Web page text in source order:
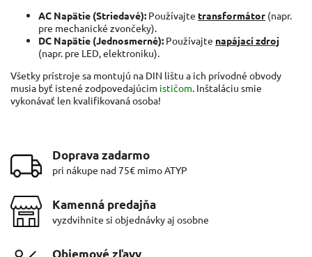
AC Napätie (Striedavé): Používajte transformátor (napr.
pre mechanické zvončeky).
DC Napätie (Jednosmerné): Používajte napájací zdroj
(napr. pre LED, elektroniku).
Všetky prístroje sa montujú na DIN lištu a ich prívodné obvody
musia byť istené zodpovedajúcim ističom. Inštaláciu smie
vykonávať len kvalifikovaná osoba!
Doprava zadarmo
pri nákupe nad 75€ mimo ATYP
Kamenná predajňa
vyzdvihnite si objednávky aj osobne
Objemové zľavy